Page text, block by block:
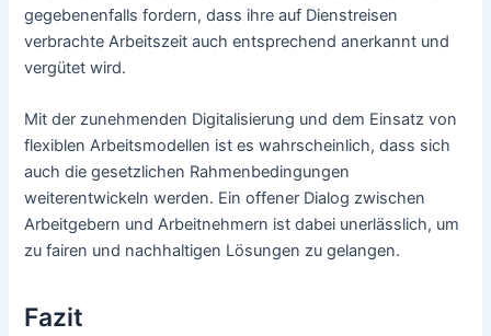
gegebenenfalls fordern, dass ihre auf Dienstreisen
verbrachte Arbeitszeit auch entsprechend anerkannt und
vergütet wird.
Mit der zunehmenden Digitalisierung und dem Einsatz von
flexiblen Arbeitsmodellen ist es wahrscheinlich, dass sich
auch die gesetzlichen Rahmenbedingungen
weiterentwickeln werden. Ein offener Dialog zwischen
Arbeitgebern und Arbeitnehmern ist dabei unerlässlich, um
zu fairen und nachhaltigen Lösungen zu gelangen.
Fazit